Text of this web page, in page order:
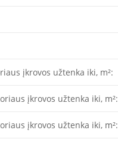
įkrovos užtenka iki, m²:
įkrovos užtenka iki, m²:
įkrovos užtenka iki, m²: